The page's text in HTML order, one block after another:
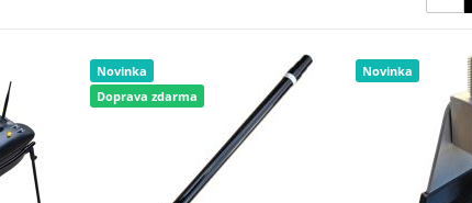
Dvířka Násypky Deeper Quest
Novinka
Doprava zdarma
Novinka